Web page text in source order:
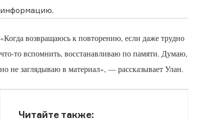
информацию.
«Когда возвращаюсь к повторению, если даже трудно
что-то вспомнить, восстанавливаю по памяти. Думаю,
но не заглядываю в материал», — рассказывает Улан.
Читайте также: